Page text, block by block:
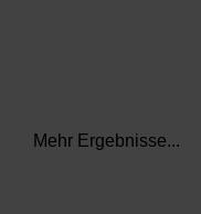
Mehr Ergebnisse...